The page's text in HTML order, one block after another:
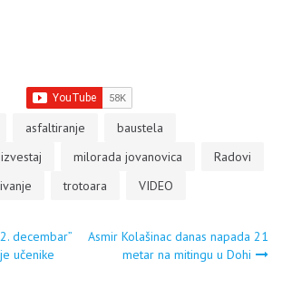
asfaltiranje
baustela
izvestaj milorada jovanovica
Radovi
trotoara VIDEO
decembar”
učenike
Asmir Kolašinac danas napada 21
metar na mitingu u Dohi